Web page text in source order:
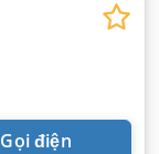
Gọi điện